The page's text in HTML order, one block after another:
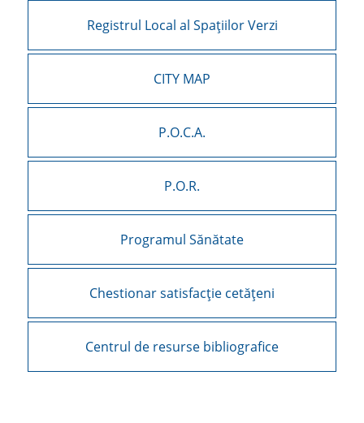
Registrul Local al Spațiilor Verzi
CITY MAP
P.O.C.A.
P.O.R.
Programul Sănătate
Chestionar satisfacție cetățeni
Centrul de resurse bibliografice